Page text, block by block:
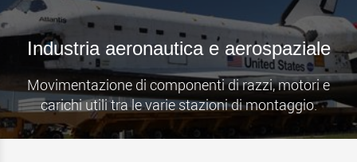
Industria aeronautica e aerospaziale
Movimentazione di componenti di razzi, motori e
carichi utili tra le varie stazioni di montaggio.